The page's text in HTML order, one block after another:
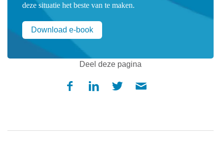
deze situatie het beste van te maken.
Download e-book
Deel deze pagina